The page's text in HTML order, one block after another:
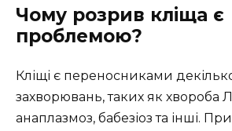
Чому розрив кліща є
проблемою?
Кліщі є переносниками
захворювань, таких як хвороба
анаплазмоз, бабезіоз та інші.